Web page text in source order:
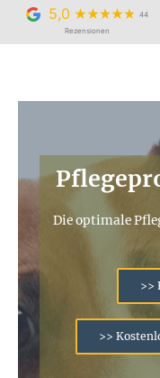
springen
5,0
44
Rezensionen
Die optimale
>>
>>